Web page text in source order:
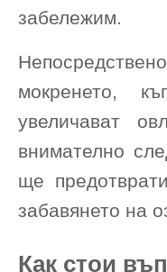
забележим.
мокренето,
увеличават
внимателно
ще
забавянето на
Как стои